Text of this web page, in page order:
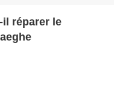
réparer le